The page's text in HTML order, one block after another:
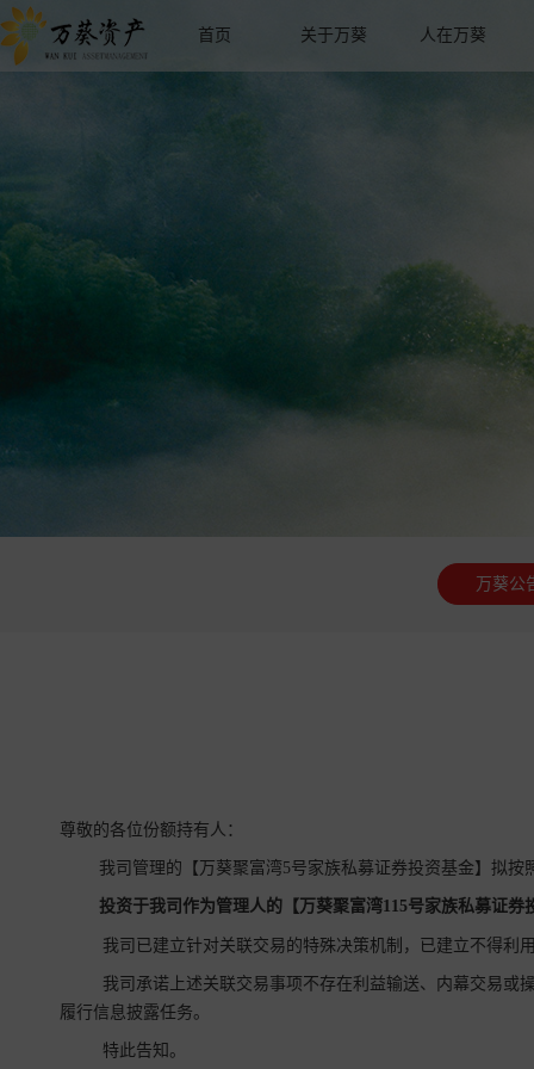
首页 关于万葵 人在万葵
万葵公
尊敬的各位份额持有人：
我司管理的【万葵聚富湾5号家族私募证券投资基金】拟
投资于我司作为管理人的【 万葵聚富湾115号家族私募证券
我司已建立针对关联交易的特殊决策机制，已建立不得利
我司承诺上述关联交易事项不存在利益输送、内幕交易或
履行信息披露任务。
特此告知。